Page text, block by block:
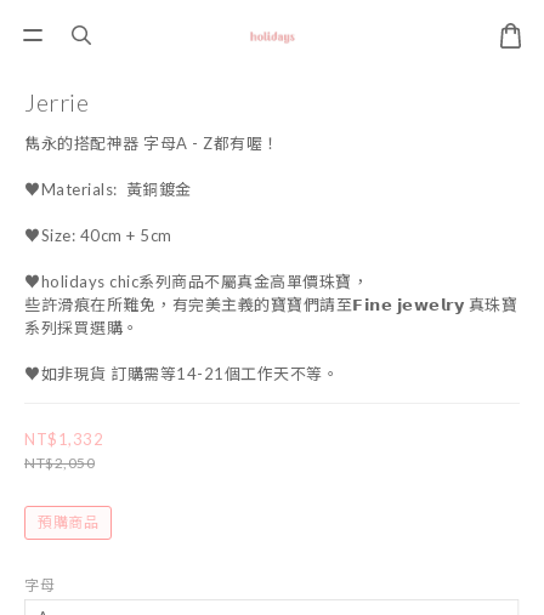
Jerrie
雋永的搭配神器 字母A - Z都有喔！
♥Materials:  黃銅鍍金
♥Size: 40cm + 5cm
♥holidays chic系列商品不屬真金高單價珠寶，
些許滑痕在所難免，有完美主義的寶寶們請至𝗙𝗶𝗻𝗲 𝗷𝗲𝘄𝗲𝗹𝗿𝘆 真珠寶
系列採買選購。
♥如非現貨 訂購需等14-21個工作天不等。
NT$1,332
NT$2,050
預購商品
字母